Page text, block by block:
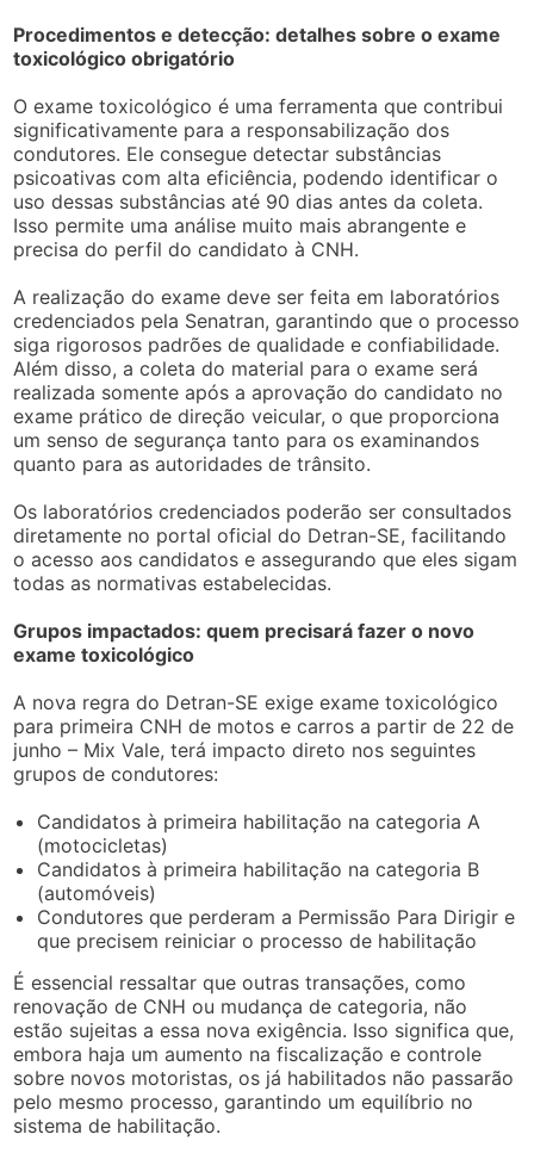
Procedimentos e detecção: detalhes sobre o exame
toxicológico obrigatório
O exame toxicológico é uma ferramenta que contribui
significativamente para a responsabilização dos
condutores. Ele consegue detectar substâncias
psicoativas com alta eficiência, podendo identificar o
uso dessas substâncias até 90 dias antes da coleta.
Isso permite uma análise muito mais abrangente e
precisa do perfil do candidato à CNH.
A realização do exame deve ser feita em laboratórios
credenciados pela Senatran, garantindo que o processo
siga rigorosos padrões de qualidade e confiabilidade.
Além disso, a coleta do material para o exame será
realizada somente após a aprovação do candidato no
exame prático de direção veicular, o que proporciona
um senso de segurança tanto para os examinandos
quanto para as autoridades de trânsito.
Os laboratórios credenciados poderão ser consultados
diretamente no portal oficial do Detran-SE, facilitando
o acesso aos candidatos e assegurando que eles sigam
todas as normativas estabelecidas.
Grupos impactados: quem precisará fazer o novo
exame toxicológico
A nova regra do Detran-SE exige exame toxicológico
para primeira CNH de motos e carros a partir de 22 de
junho – Mix Vale, terá impacto direto nos seguintes
grupos de condutores:
Candidatos à primeira habilitação na categoria A
(motocicletas)
Candidatos à primeira habilitação na categoria B
(automóveis)
Condutores que perderam a Permissão Para Dirigir e
que precisem reiniciar o processo de habilitação
É essencial ressaltar que outras transações, como
renovação de CNH ou mudança de categoria, não
estão sujeitas a essa nova exigência. Isso significa que,
embora haja um aumento na fiscalização e controle
sobre novos motoristas, os já habilitados não passarão
pelo mesmo processo, garantindo um equilíbrio no
sistema de habilitação.